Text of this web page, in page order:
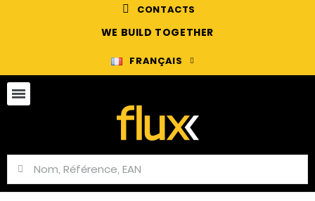
CONTACTS
WE BUILD TOGETHER
FRANÇAIS